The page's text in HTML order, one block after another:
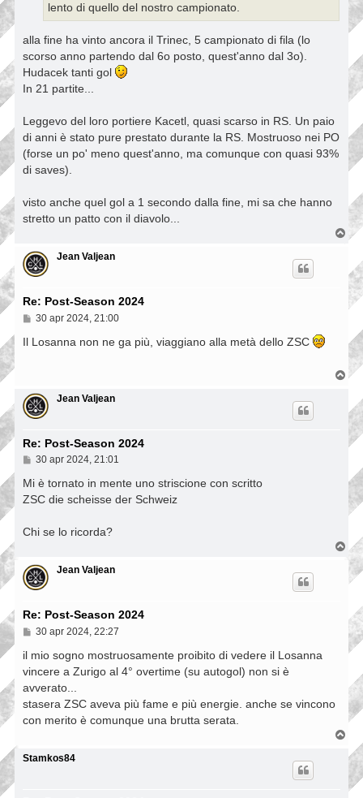
lento di quello del nostro campionato.
alla fine ha vinto ancora il Trinec, 5 campionato di fila (lo
scorso anno partendo dal 6o posto, quest'anno dal 3o).
Hudacek tanti gol
In 21 partite...
Leggevo del loro portiere Kacetl, quasi scarso in RS. Un paio
di anni è stato pure prestato durante la RS. Mostruoso nei PO
(forse un po' meno quest'anno, ma comunque con quasi 93%
di saves).
visto anche quel gol a 1 secondo dalla fine, mi sa che hanno
stretto un patto con il diavolo...
T
Jean Valjean
Re: Post-Season 2024
M
s
i
o
30 apr 2024, 21:00
Il Losanna non ne ga più, viaggiano alla metà dello ZSC
T
Jean Valjean
Re: Post-Season 2024
M
s
s
a
g
i
30 apr 2024, 21:01
Mi è tornato in mente uno striscione con scritto
ZSC die scheisse der Schweiz
Chi se lo ricorda?
T
o
Jean Valjean
Re: Post-Season 2024
M
s
a
g
i
o
30 apr 2024, 22:27
il mio sogno mostruosamente proibito di vedere il Losanna
vincere a Zurigo al 4° overtime (su autogol) non si è
avverato...
stasera ZSC aveva più fame e più energie. anche se vincono
con merito è comunque una brutta serata.
p
Stamkos84